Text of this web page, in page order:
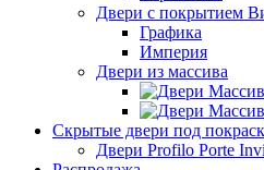
Двери с покрытием
Графика
Империя
Двери из массива
Скрытые двери под
Двери Profilo Porte